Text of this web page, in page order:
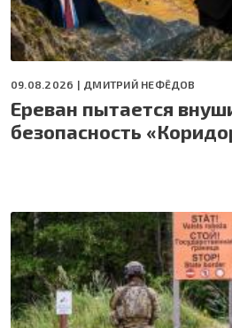
09.08.2026 | ДМИТРИЙ НЕФЁДОВ
Ереван пытается
безопасность